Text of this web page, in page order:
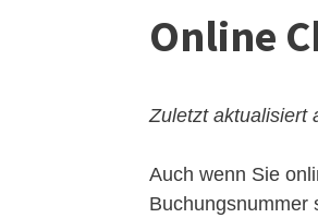
Online
Zuletzt aktualisiert
Auch wenn Sie
Buchungsnummer